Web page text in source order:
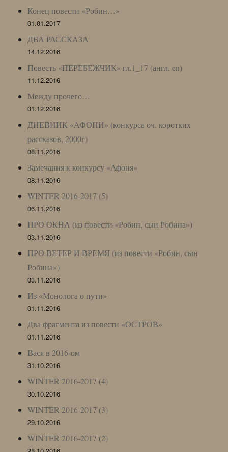
Конец повести «Робин…»
01.01.2017
ДВА РАССКАЗА
14.12.2016
Повесть «ПЕРЕБЕЖЧИК» гл.1_17 (англ. en)
11.12.2016
Между прочего…
01.12.2016
ДНЕВНИК «АФОНИ» (конкурса оч. коротких
рассказов, 2000г)
08.11.2016
Замечания к конкурсу «Афоня»
08.11.2016
WINTER 2016-2017 (5)
06.11.2016
ПРО ОКНА (из повести «Робин, сын Робина»)
03.11.2016
ПРО ВЕТЕР И ВРЕМЯ (из повести «Робин, сын
Робина»)
03.11.2016
Из «Монолога о пути»
01.11.2016
Два фрагмента из повести «ОСТРОВ»
01.11.2016
Вася в 2016-ом
31.10.2016
WINTER 2016-2017 (4)
30.10.2016
WINTER 2016-2017 (3)
29.10.2016
WINTER 2016-2017 (2)